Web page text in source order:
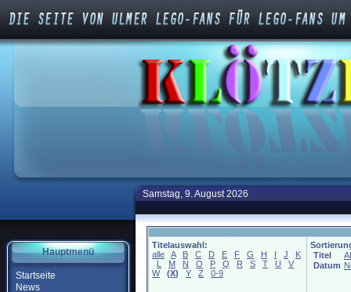
Hauptmenü
Startseite
News
Samstag, 9. August 2026
Titelauswahl:
alle
A B C D E F G H I J
K
L
M N O P Q R S T U
V
W
(X) Y Z 0-9
Titel
Datum